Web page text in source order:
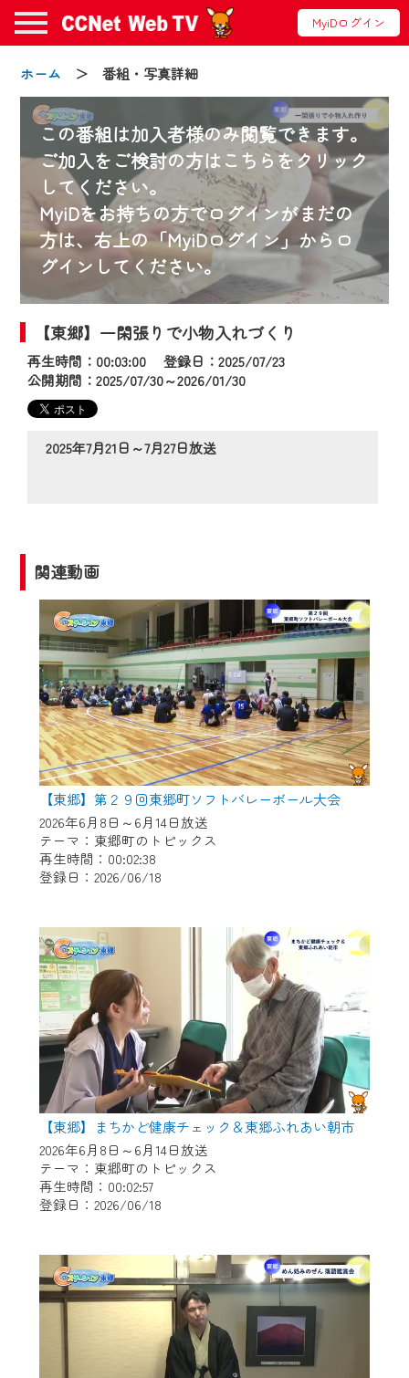
MyiDログイン
ホーム ＞ 番組・写真詳細
この番組は加入者様のみ閲覧できます。
ご加入をご検討の方はこちらをクリック
してください。
MyiDをお持ちの方でログインがまだの
方は、右上の「MyiDログイン」からロ
グインしてください。
【東郷】一閑張りで小物入れづくり
再生時間：00:03:00 登録日：2025/07/23
公開期間：2025/07/30～2026/01/30
2025年7月21日～7月27日放送
関連動画
【東郷】第２９回東郷町ソフトバレーボール大会
2026年6月8日～6月14日放送
テーマ：東郷町のトピックス
再生時間：00:02:38
登録日：2026/06/18
【東郷】まちかど健康チェック＆東郷ふれあい朝市
2026年6月8日～6月14日放送
テーマ：東郷町のトピックス
再生時間：00:02:57
登録日：2026/06/18
お知らせ
2024/09/02
動画配信サービス『CCNet Web TV』は2024
年9月24日からリニューアルします！
【変更点】
◆デザイン変更により、お住まいの地域
の動画コンテンツが一目瞭然。
◆当社アプリやＰＣブラウザから、いつ
でも・どこでも・外出先でも！
2024年9月24日からはご加入者様へのサー
ビス向上のため、
『CCNet Web TV』を利用いただくには、
一部コンテンツを除き、
CCNetサービスへの加入と『CCNetマイ
ページ※』へのログインが必要となりま
す。
何卒、ご理解ご了承の程よろしくお願い
いたします。
※マイページへのログインには、MyIDが必
要となります。
※MyIDとは、CCNet Web TVを含むCCNetの
各種サービスをご利用頂くためのIDです。
で設定できます。
（GmailやYahooなどのフリーメールアドレ
スでも作成可能です）
※マイページへのログイン・MyIDの新規登
録はこちらから
※CCNetアプリをご利用中の方は引き続き
ご視聴いただけます。
＜メンテナンス情報＞
CCNetWebTVのリニューアルにともないメ
ンテナンス作業を予定しています。
作業の間は、CCNetWebTVの画面が「メン
テナンス中」になり、ご利用いただけませ
ん。
ご不便をおかけいたしますが、ご了承の程
よろしくお願いいたします。